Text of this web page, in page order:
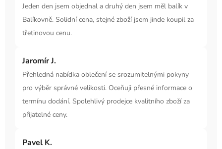
Jeden den jsem objednal a druhý den jsem měl balík v
Balíkovně. Solidní cena, stejné zboží jsem jinde koupil za
třetinovou cenu.
Jaromír J.
Přehledná nabídka oblečení se srozumitelnými pokyny
pro výběr správné velikosti. Oceňuji přesné informace o
termínu dodání. Spolehlivý prodejce kvalitního zboží za
přijatelné ceny.
Pavel K.